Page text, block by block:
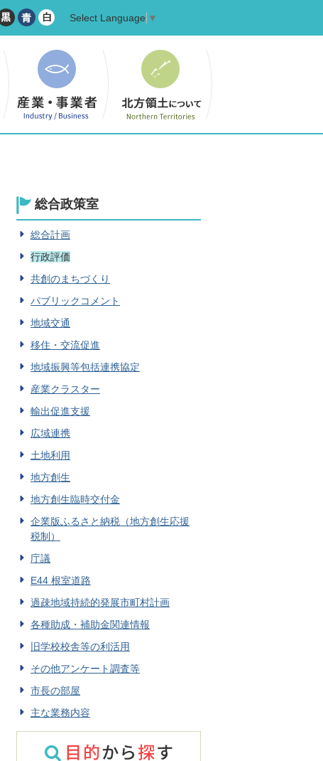
Select Language ▼
総合政策室
総合計画
行政評価
共創のまちづくり
パブリックコメント
地域交通
移住・交流促進
地域振興等包括連携協定
産業クラスター
輸出促進支援
広域連携
土地利用
地方創生
地方創生臨時交付金
企業版ふるさと納税（地方創生応援
税制）
庁議
E44 根室道路
過疎地域持続的発展市町村計画
各種助成・補助金関連情報
旧学校校舎等の利活用
その他アンケート調査等
市長の部屋
主な業務内容